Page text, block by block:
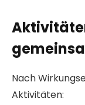
Nach
Aktivitäten: